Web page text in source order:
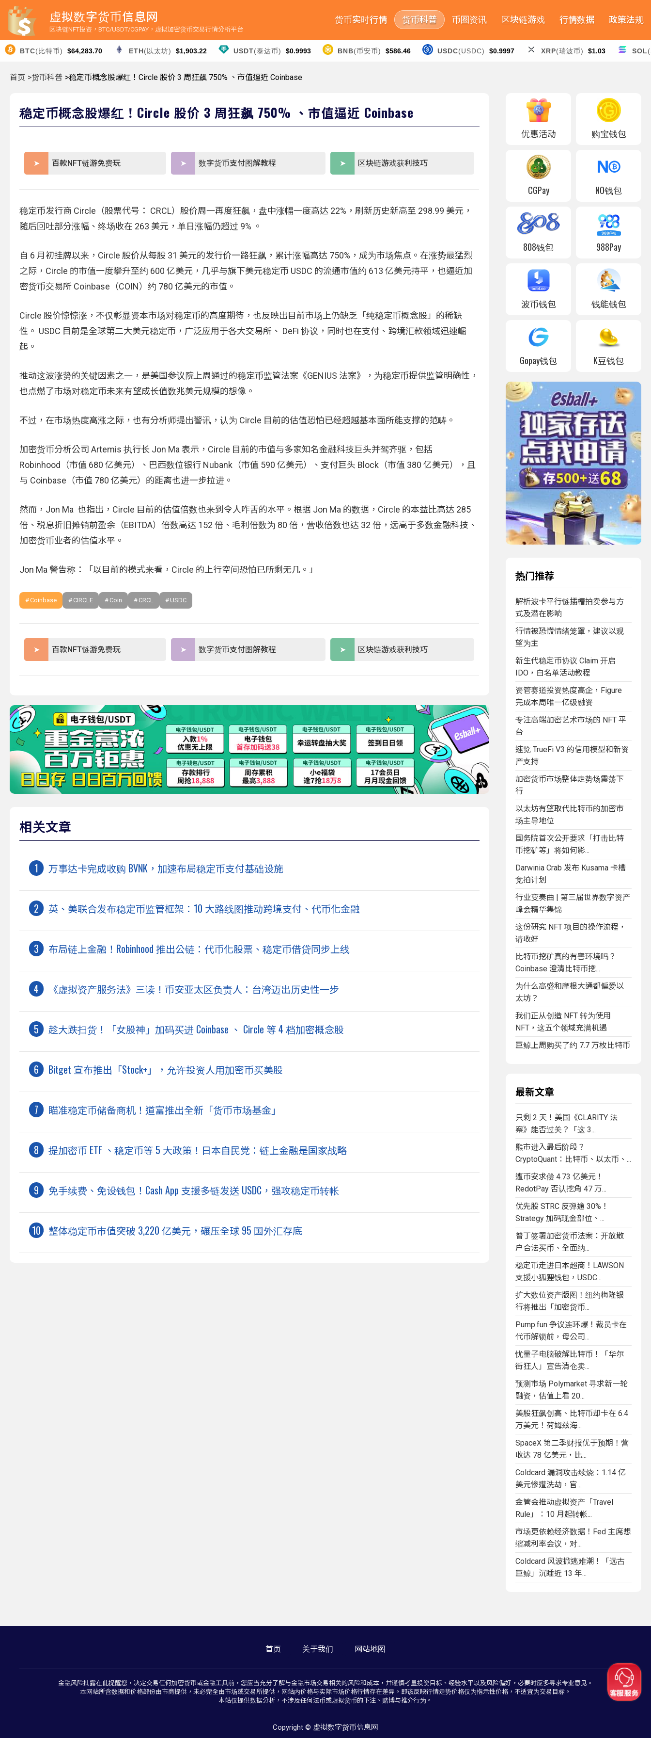
虚拟数字货币信息网
区块链NFT投资，BTC/USDT/CGPAY，虚拟加密货币交易行情分析平台
货币实时行情 货币科普 币圈资讯 区块链游戏 行情数据 政策法规
BTC(比特币) $64,283.70 ETH(以太坊) $1,903.22 USDT(泰达币) $0.9993 BNB(币安币) $586.46 USDC(USDC) $0.9997 XRP(瑞波币) $1.03 SOL
首页 >货币科普 >稳定币概念股爆红！Circle 股价 3 周狂飙 750% 、市值逼近 Coinbase
稳定币概念股爆红！Circle 股价 3 周狂飙 750% 、市值逼近 Coinbase
百款NFT链游免费玩 数字货币支付图解教程 区块链游戏获利技巧
稳定币发行商 Circle（股票代号： CRCL）股价周一再度狂飙，盘中涨幅一度高达 22%，刷新历史新高至 298.99 美元，
随后回吐部分涨幅、终场收在 263 美元，单日涨幅仍超过 9% 。
自 6 月初挂牌以来，Circle 股价从每股 31 美元的发行价一路狂飙，累计涨幅高达 750%，成为市场焦点。在涨势最猛烈
之际，Circle 的市值一度攀升至约 600 亿美元，几乎与旗下美元稳定币 USDC 的流通市值约 613 亿美元持平，也逼近加
密货币交易所 Coinbase（COIN）约 780 亿美元的市值。
Circle 股价惊惊涨，不仅彰显资本市场对稳定币的高度期待，也反映出目前市场上仍缺乏「纯稳定币概念股」的稀缺
性。 USDC 目前是全球第二大美元稳定币，广泛应用于各大交易所、 DeFi 协议，同时也在支付、跨境汇款领域迅速崛
起。
推动这波涨势的关键因素之一，是美国参议院上周通过的稳定币监管法案《GENIUS 法案》，为稳定币提供监管明确性，
也点燃了市场对稳定币未来有望成长值数兆美元规模的想像。
不过，在市场热度高涨之际，也有分析师提出警讯，认为 Circle 目前的估值恐怕已经超越基本面所能支撑的范畴。
加密货币分析公司 Artemis 执行长 Jon Ma 表示，Circle 目前的市值与多家知名金融科技巨头并驾齐驱，包括
Robinhood（市值 680 亿美元）、巴西数位银行 Nubank（市值 590 亿美元）、支付巨头 Block（市值 380 亿美元），且
与 Coinbase（市值 780 亿美元）的距离也进一步拉进。
然而，Jon Ma 也指出，Circle 目前的估值倍数也来到令人咋舌的水平。根据 Jon Ma 的数据，Circle 的本益比高达 285
倍、税息折旧摊销前盈余（EBITDA）倍数高达 152 倍、毛利倍数为 80 倍，营收倍数也达 32 倍，远高于多数金融科技、
加密货币业者的估值水平。
Jon Ma 警告称：「以目前的模式来看，Circle 的上行空间恐怕已所剩无几。」
Coinbase CIRCLE Coin CRCL USDC
百款NFT链游免费玩 数字货币支付图解教程 区块链游戏获利技巧
相关文章
万事达卡完成收购 BVNK，加速布局稳定币支付基础设施
英、美联合发布稳定币监管框架：10 大路线图推动跨境支付、代币化金融
布局链上金融！Robinhood 推出公链：代币化股票、稳定币借贷同步上线
《虚拟资产服务法》三读！币安亚太区负责人：台湾迈出历史性一步
趁大跌扫货！「女股神」加码买进 Coinbase 、 Circle 等 4 档加密概念股
Bitget 宣布推出「Stock+」，允许投资人用加密币买美股
瞄准稳定币储备商机！道富推出全新「货币市场基金」
提加密币 ETF 、稳定币等 5 大政策！日本自民党：链上金融是国家战略
免手续费、免设钱包！Cash App 支援多链发送 USDC，强攻稳定币转帐
整体稳定币市值突破 3,220 亿美元，碾压全球 95 国外汇存底
优惠活动 购宝钱包
CGPay NO钱包
808钱包 988Pay
波币钱包 钱能钱包
Gopay钱包 K豆钱包
热门推荐
解析波卡平行链插槽拍卖参与方
式及潜在影响
行情被恐慌情绪笼罩，建议以观
望为主
新生代稳定币协议 Claim 开启
IDO，白名单活动教程
资管赛道投资热度高企，Figure
完成本周唯一亿级融资
专注高端加密艺术市场的 NFT 平
台
速览 TrueFi V3 的信用模型和新资
产支持
加密货币市场整体走势场震荡下
行
以太坊有望取代比特币的加密市
场主导地位
国务院首次公开要求「打击比特
币挖矿等」将如何影...
Darwinia Crab 发布 Kusama 卡槽
竞拍计划
行业变奏曲 | 第三届世界数字资产
峰会精华集锦
这份研究 NFT 项目的操作流程，
请收好
比特币挖矿真的有害环境吗？
Coinbase 澄清比特币挖...
为什么高盛和摩根大通都偏爱以
太坊？
我们正从创造 NFT 转为使用
NFT，这五个领域充满机遇
巨鲸上周购买了约 7.7 万枚比特币
最新文章
只剩 2 天！美国《CLARITY 法
案》能否过关？「这 3...
熊市进入最后阶段？
CryptoQuant：比特币、以太币、...
遭币安求偿 4.73 亿美元！
RedotPay 否认挖角 47 万...
优先股 STRC 反弹逾 30%！
Strategy 加码现金部位、...
普丁签署加密货币法案：开放散
户合法买币、全面纳...
稳定币走进日本超商！LAWSON
支援小狐狸钱包，USDC...
扩大数位资产版图！纽约梅隆银
行将推出「加密货币...
Pump.fun 争议连环爆！裁员卡在
代币解锁前，母公司...
忧量子电脑破解比特币！「华尔
街狂人」宣告清仓卖...
预测市场 Polymarket 寻求新一轮
融资，估值上看 20...
美股狂飙创高、比特币却卡在 6.4
万美元！荷姆兹海...
SpaceX 第二季财报优于预期！营
收达 78 亿美元，比...
Coldcard 漏洞攻击续烧：1.14 亿
美元惨遭洗劫，官...
金管会推动虚拟资产「Travel
Rule」：10 月起转帐...
市场更依赖经济数据！Fed 主席想
缩减利率会议，对...
Coldcard 风波掀逃难潮！「远古
巨鲸」沉睡近 13 年...
首页 关于我们 网站地图
金融风险批露在此提醒您，决定交易任何加密货币或金融工具前，您应当充分了解与金融市场交易相关的风险和成本，并谨慎考量投资目标、经验水平以及风险偏好，必要时应多寻求专业意见。
本网站所含数据和价格部份由市商提供，未必完全由市场或交易所提供，网站内价格与实际市场价格行情存在差异。即该反映行情走势价格仅为指示性价格，不适宜为交易目标。
本站仅提供数据分析，不涉及任何法币或虚拟货币的下注、赌博与推介行为。
Copyright © 虚拟数字货币信息网